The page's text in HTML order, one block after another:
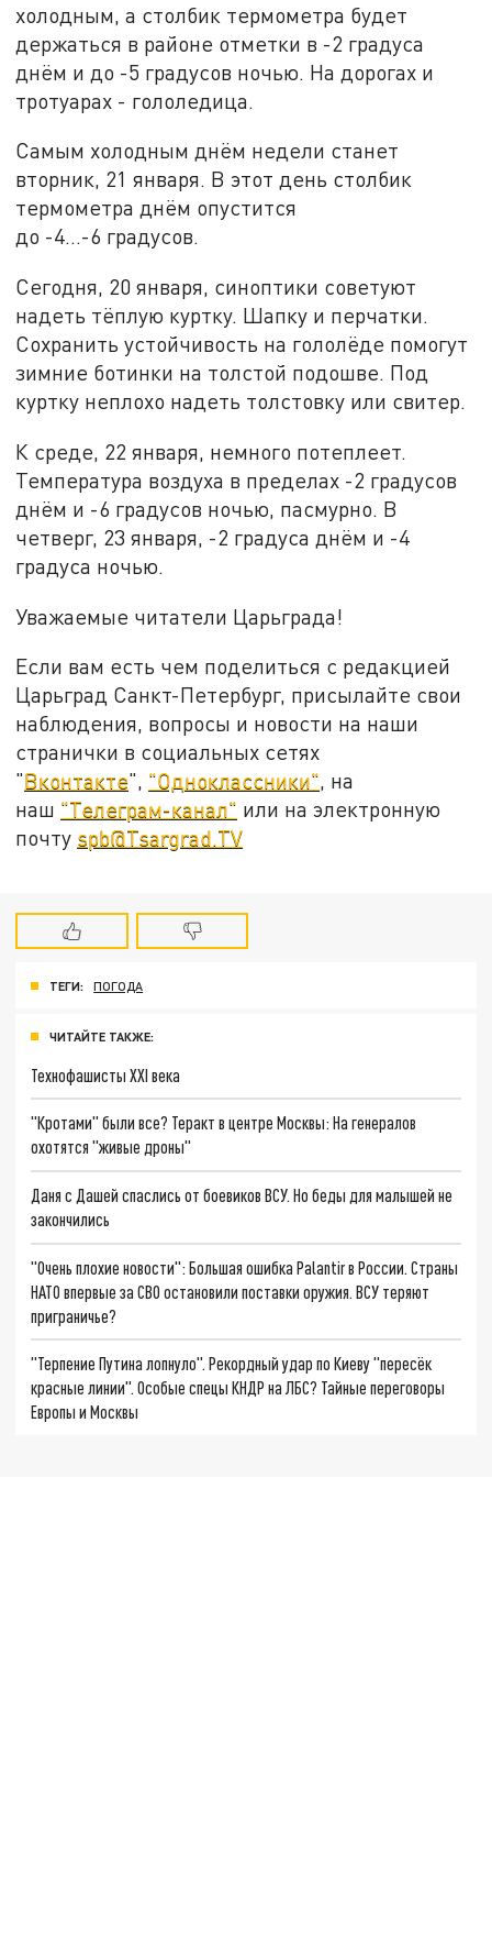
холодным, а столбик термометра будет
держаться в районе отметки в -2 градуса
днём и до -5 градусов ночью. На дорогах и
тротуарах - гололедица.
Самым холодным днём недели станет
вторник, 21 января. В этот день столбик
термометра днём опустится
до -4…-6 градусов.
Сегодня, 20 января, синоптики советуют
надеть тёплую куртку. Шапку и перчатки.
Сохранить устойчивость на гололёде помогут
зимние ботинки на толстой подошве. Под
куртку неплохо надеть толстовку или свитер.
К среде, 22 января, немного потеплеет.
Температура воздуха в пределах -2 градусов
днём и -6 градусов ночью, пасмурно. В
четверг, 23 января, -2 градуса днём и -4
градуса ночью.
Уважаемые читатели Царьграда!
Если вам есть чем поделиться с редакцией
Царьград Санкт-Петербург, присылайте свои
наблюдения, вопросы и новости на наши
странички в социальных сетях
"Вконтакте", "Одноклассники", на
наш "Телеграм-канал" или на электронную
почту spb@Tsargrad.TV
ТЕГИ: ПОГОДА
ЧИТАЙТЕ ТАКЖЕ:
Технофашисты XXI века
"Кротами" были все? Теракт в центре Москвы: На генералов
охотятся "живые дроны"
Даня с Дашей спаслись от боевиков ВСУ. Но беды для малышей не
закончились
"Очень плохие новости": Большая ошибка Palantir в России. Страны
НАТО впервые за СВО остановили поставки оружия. ВСУ теряют
приграничье?
"Терпение Путина лопнуло". Рекордный удар по Киеву "пересёк
красные линии". Особые спецы КНДР на ЛБС? Тайные переговоры
Европы и Москвы